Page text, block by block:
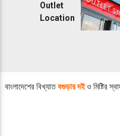
Outlet
Location
বাংলাদেশের বিখ্যাতবগুড়ার দইও মিষ্টির